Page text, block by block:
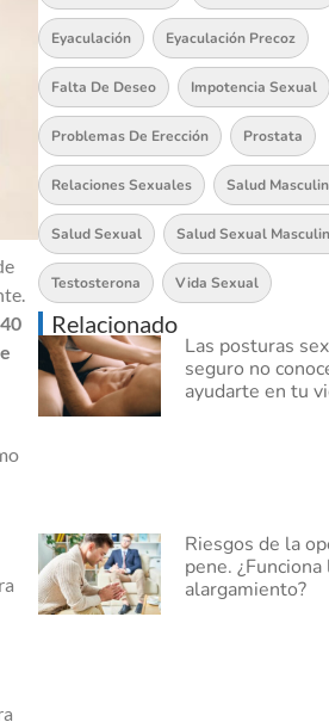
Eyaculación Eyaculación Precoz
Falta De Deseo Impotencia Sexual
Problemas De Erección Prostata
Relaciones Sexuales Salud
Salud Sexual Salud Sexual
Testosterona Vida Sexual
Relacionado
Las posturas
seguro no
ayudarte en tu
Riesgos de la
pene.
alargamiento?